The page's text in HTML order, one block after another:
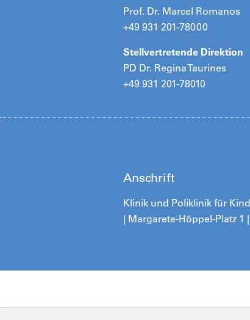
Prof. Dr. Marcel Romanos
+49 931 201-78000
Stellvertretende Direktion
PD Dr. Regina Taurines
+49 931 201-78010
Anschrift
Klinik und Poliklinik für
| Margarete-Höppel-Platz 1